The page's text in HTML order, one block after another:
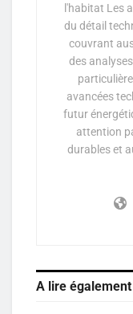
l'habitat Les
du détail
couvrant
des
avancées
futur
attention
durables et
A lire également